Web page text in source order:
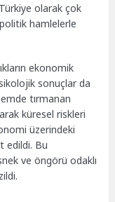
olarak çok
hamlelerle
ekonomik
sonuçlar da
tırmanan
küresel riskleri
üzerindeki
edildi. Bu
ve öngörü odaklı